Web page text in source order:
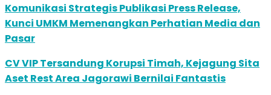
Komunikasi Strategis Publikasi Press Release,
Kunci UMKM Memenangkan Perhatian Media dan
Pasar
CV VIP Tersandung Korupsi Timah, Kejagung Sita
Aset Rest Area Jagorawi Bernilai Fantastis